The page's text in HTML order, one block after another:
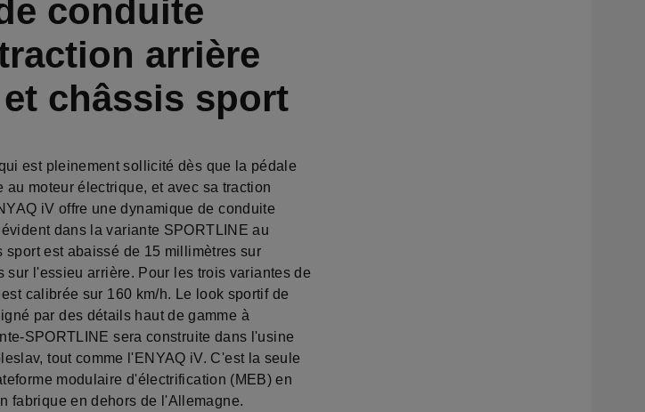
conduite
arrière
châssis sport
est pleinement sollicité dès que la pédale
moteur électrique, et avec sa traction
iV offre une dynamique de conduite
dans la variante SPORTLINE au
est abaissé de 15 millimètres sur
sur l'essieu arrière. Pour les trois variantes de
calibrée sur 160 km/h. Le look sportif de
par des détails haut de gamme à
sera construite dans l'usine
tout comme l'ENYAQ iV. C'est la seule
modulaire d'électrification (MEB) en
fabrique en dehors de l'Allemagne.